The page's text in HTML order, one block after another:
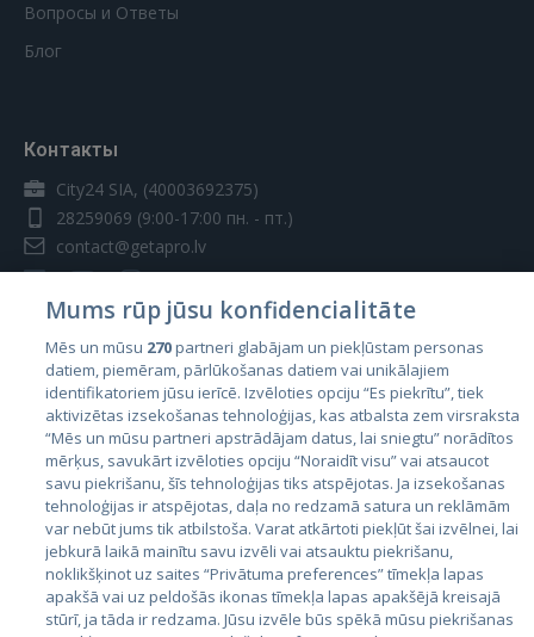
Вопросы и Ответы
Блог
Контакты
City24 SIA, (40003692375)
28259069 (9:00-17:00 пн. - пт.)
contact@getapro.lv
Страны
Эстония
Латвия
Литва
Mums rūp jūsu konfidencialitāte
Mēs un mūsu 270partneri glabājam un piekļūstam personas
datiem, piemēram, pārlūkošanas datiem vai unikālajiem
identifikatoriem jūsu ierīcē. Izvēloties opciju “Es piekrītu”, tiek
aktivizētas izsekošanas tehnoloģijas, kas atbalsta zem virsraksta
“Mēs un mūsu partneri apstrādājam datus, lai sniegtu” norādītos
mērķus, savukārt izvēloties opciju “Noraidīt visu” vai atsaucot
savu piekrišanu, šīs tehnoloģijas tiks atspējotas. Ja izsekošanas
tehnoloģijas ir atspējotas, daļa no redzamā satura un reklāmām
var nebūt jums tik atbilstoša. Varat atkārtoti piekļūt šai izvēlnei, lai
jebkurā laikā mainītu savu izvēli vai atsauktu piekrišanu,
noklikšķinot uz saites “Privātuma preferences” tīmekļa lapas
apakšā vai uz peldošās ikonas tīmekļa lapas apakšējā kreisajā
stūrī, ja tāda ir redzama. Jūsu izvēle būs spēkā mūsu piekrišanas